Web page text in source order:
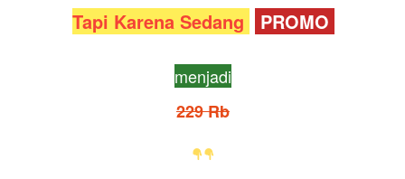
Tapi Karena Sedang PROMO
menjadi
229 Rb